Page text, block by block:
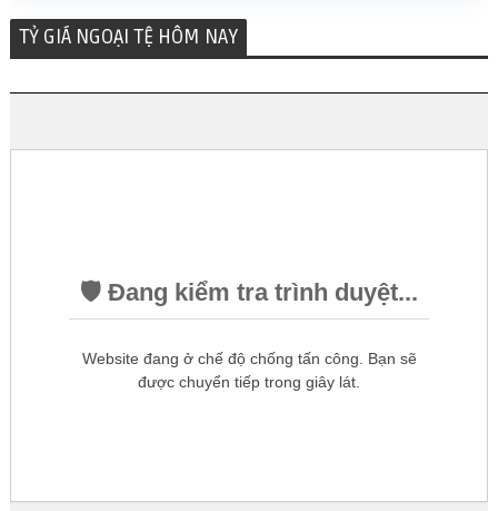
TỶ GIÁ NGOẠI TỆ HÔM NAY